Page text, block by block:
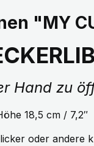
"MY
Hand zu
18,5 cm / 7,2″
oder andere